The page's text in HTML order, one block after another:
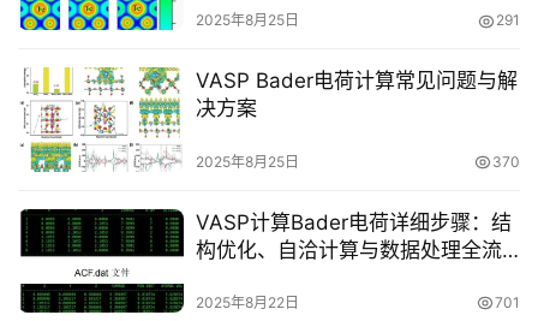
计
培
训
测
试
干
货
2025年8月25日 291
VASP Bader电荷计算常见问题与解
决方案
2025年8月25日 370
VASP计算Bader电荷详细步骤：结
构优化、自洽计算与数据处理全流
2025年8月22日 701